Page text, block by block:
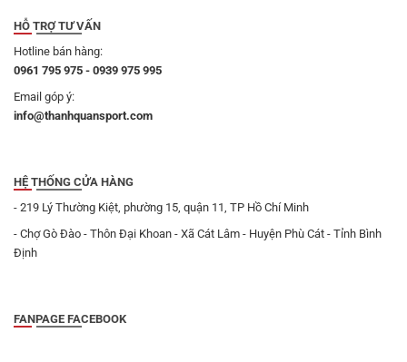
HỖ TRỢ TƯ VẤN
Hotline bán hàng:
0961 795 975 - 0939 975 995
Email góp ý:
info@thanhquansport.com
HỆ THỐNG CỬA HÀNG
- 219 Lý Thường Kiệt, phường 15, quận 11, TP Hồ Chí Minh
- Chợ Gò Đào - Thôn Đại Khoan - Xã Cát Lâm - Huyện Phù Cát - Tỉnh Bình
Định
FANPAGE FACEBOOK